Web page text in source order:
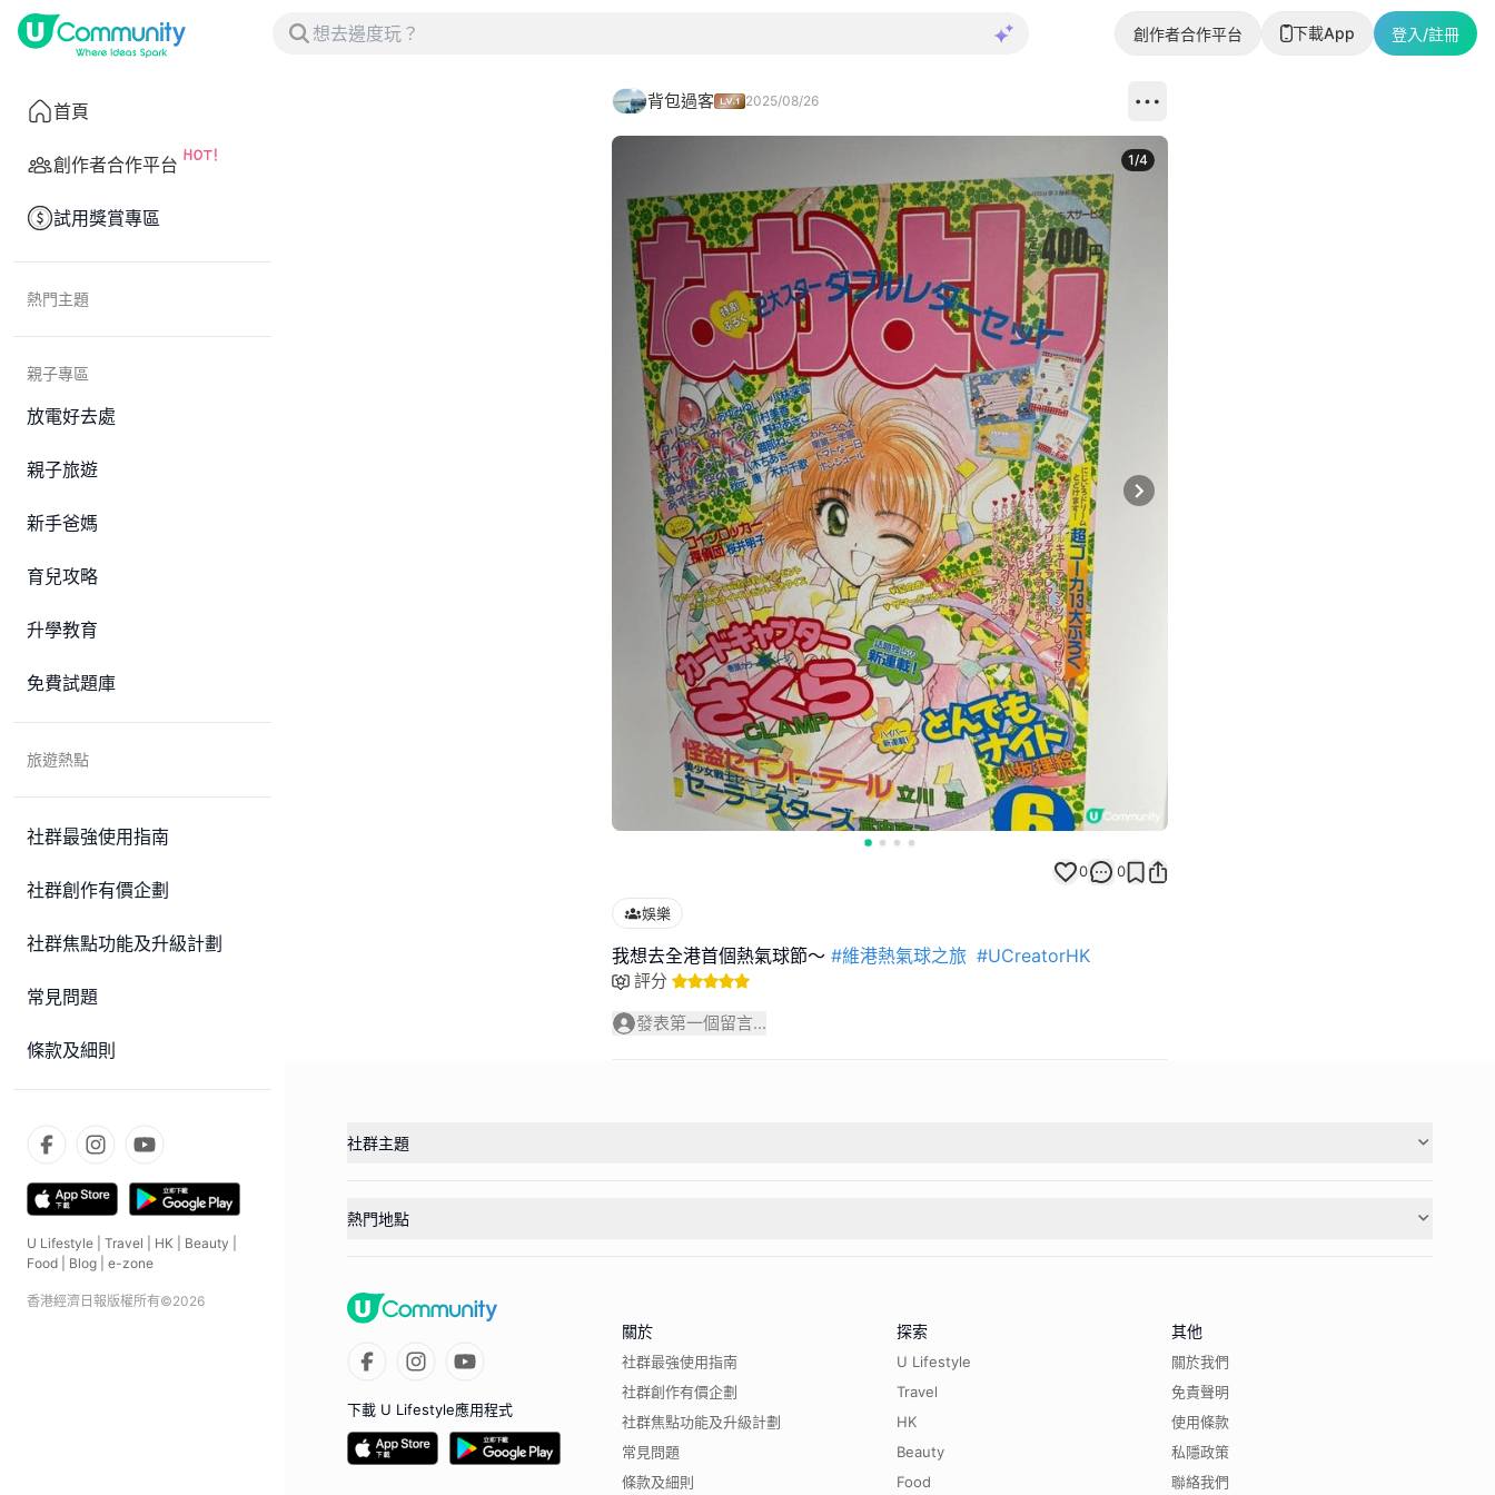
創作者合作平台 下載App 登入/註冊
首頁
創作者合作平台
試用獎賞專區
熱門主題
親子專區
放電好去處
親子旅遊
新手爸媽
育兒攻略
升學教育
免費試題庫
旅遊熱點
社群最強使用指南
社群創作有價企劃
社群焦點功能及升級計劃
常見問題
條款及細則
U Lifestyle Travel HK Beauty
Food
Blog e-zone
香港經濟日報版權所有©2026
背包過客 2025/08/26
Next slide
1/4
0 0
娛樂
我想去全港首個熱氣球節～ #維港熱氣球之旅 #UCreatorHK
評分
發表第一個留言...
社群主題
熱門地點
下載 U Lifestyle應用程式
關於
社群最強使用指南
社群創作有價企劃
社群焦點功能及升級計劃
常見問題
條款及細則
探索
U Lifestyle
Travel
HK
Beauty
Food
其他
關於我們
免責聲明
使用條款
私隱政策
聯絡我們